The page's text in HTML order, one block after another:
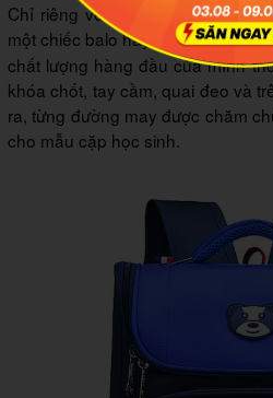
Chỉ riêng về những tính năng
một chiếc balo hay
cặp học sinh
chất lượng hàng đầu của mình
khóa chốt, tay cầm, quai đeo và
ra, từng đường may được chăm
cho mẫu cặp học sinh.